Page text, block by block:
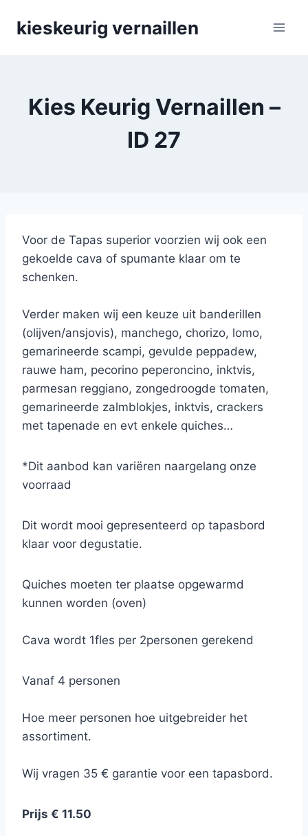
kieskeurig vernaillen
Kies Keurig Vernaillen –
ID 27
Voor de Tapas superior voorzien wij ook een
gekoelde cava of spumante klaar om te
schenken.
Verder maken wij een keuze uit banderillen
(olijven/ansjovis), manchego, chorizo, lomo,
gemarineerde scampi, gevulde peppadew,
rauwe ham, pecorino peperoncino, inktvis,
parmesan reggiano, zongedroogde tomaten,
gemarineerde zalmblokjes, inktvis, crackers
met tapenade en evt enkele quiches…
*Dit aanbod kan variëren naargelang onze
voorraad
Dit wordt mooi gepresenteerd op tapasbord
klaar voor degustatie.
Quiches moeten ter plaatse opgewarmd
kunnen worden (oven)
Cava wordt 1fles per 2personen gerekend
Vanaf 4 personen
Hoe meer personen hoe uitgebreider het
assortiment.
Wij vragen 35 € garantie voor een tapasbord.
Prijs € 11.50